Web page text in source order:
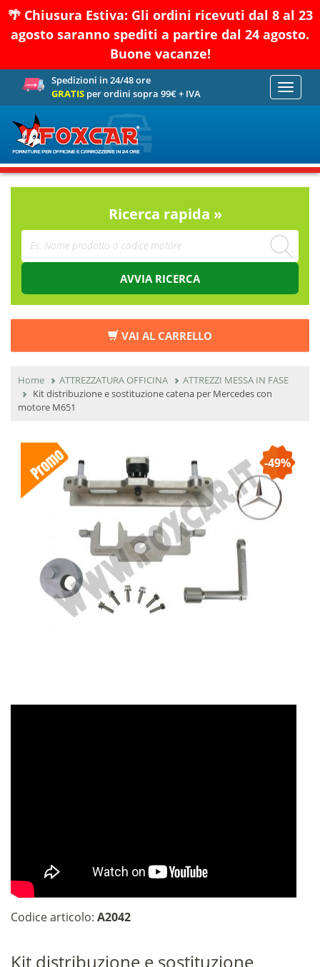
🌴 Chiusura Estiva: Gli ordini ricevuti dal 8 al 23
agosto saranno spediti a partire dal 24 agosto.
Buone vacanze!
Spedizioni in 24/48 ore
GRATIS per ordini sopra 99€ + IVA
Toggle
Ricerca rapida »
AVVIA RICERCA
VAI AL CARRELLO
Home ATTREZZATURA OFFICINA
ATTREZZI MESSA IN FASE
Kit distribuzione e sostituzione catena per Mercedes con
motore M651
-49%
Codice articolo: A2042
Kit distribuzione e sostituzione